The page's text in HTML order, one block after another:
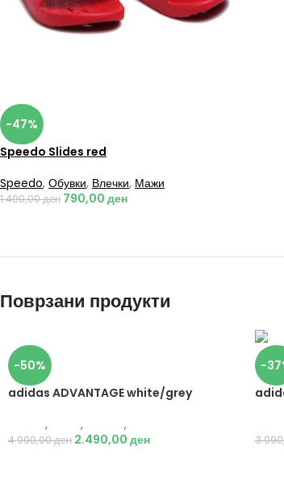
-47%
Speedo Slides red
Speedo, Обувки, Влечки, Мажи
1.490,00ден 790,00 ден
Поврзани продукти
-50%
adidas ADVANTAGE white/grey
, , ,
4.990,00ден 2.490,00 ден
-